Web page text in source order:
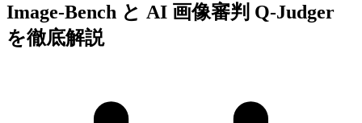
Image-Bench と AI 画像審判 Q-Judger
を徹底解説